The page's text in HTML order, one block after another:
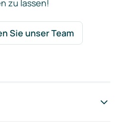
zu lassen!
Sie unser Team